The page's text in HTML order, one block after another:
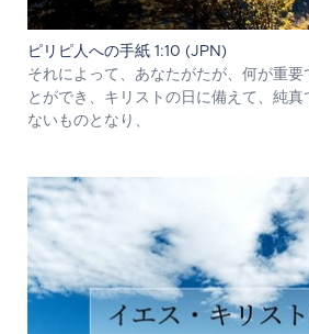
ピリピ人への手紙 1:10 (JPN)
それによって、あなたがたが、何が重要
とができ、キリストの日に備えて、純
ないものとなり、